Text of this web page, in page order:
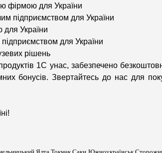
фірмою для України
підприємством для України
для України
для України
рішень
1С унас, забезпечено
бонусів. Звертайтесь до нас для